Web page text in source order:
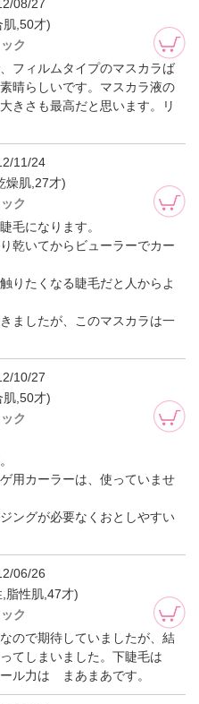
08/27
肌,50才)
ク
フィルムタイプのマスカラば
晴らしいです。マスカラ液の
きさも最高だと思います。リ
11/24
燥肌,27才)
ク
毛になります。
乾いてからビューラーでカー
りたくなる睫毛だと人からよ
ましたが、このマスカラは一
10/27
肌,50才)
ク
用カーラーは、使っていませ
ングが必要なくおとしやすい
06/26
脂性肌,47才)
ク
ので期待していましたが、結
てしまいました。下睫毛は
ル力は まあまあです。